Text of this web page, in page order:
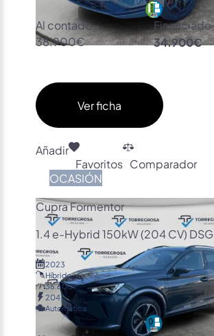
Al contado
38.900€
Financiado
34.900€
Ver ficha
Añadir
Favoritos Comparador
OCASIÓN
Cupra Formentor
1.4 e-Hybrid 150kW (204 CV) DSG
2023
Híbrido
36.600
204
Automática